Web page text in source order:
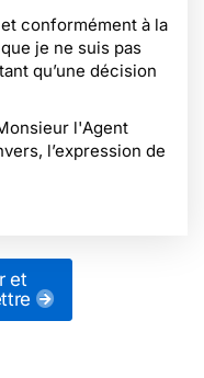
conformément à la
je ne suis pas
qu’une décision
l'Agent
l’expression de
et